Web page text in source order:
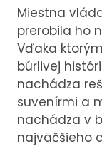
Miestna
prerobila ho
Vďaka
búrlivej
nachádza
suvenírmi a
nachádza v
najväčšieho